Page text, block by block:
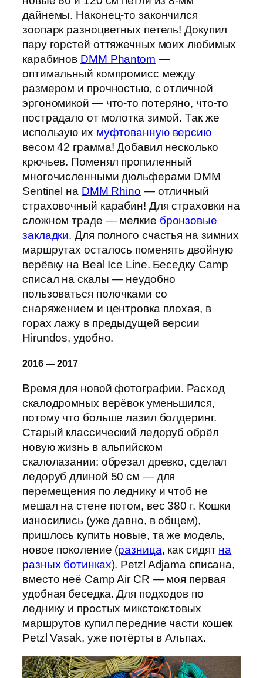
дайнемы. Наконец-то закончился
зоопарк разноцветных петель! Докупил
пару горстей оттяжечных моих любимых
карабинов DMM Phantom —
оптимальный компромисс между
размером и прочностью, с отличной
эргономикой — что-то потеряно, что-то
пострадало от молотка зимой. Так же
использую их муфтованную версию
весом 42 грамма! Добавил несколько
крючьев. Поменял пропиленный
многочисленными дюльферами DMM
Sentinel на DMM Rhino — отличный
страховочный карабин! Для страховки на
сложном траде — мелкие бронзовые
закладки. Для полного счастья на зимних
маршрутах осталось поменять двойную
верёвку на Beal Ice Line. Беседку Camp
списал на скалы — неудобно
пользоваться полочками со
снаряжением и центровка плохая, в
горах лажу в предыдущей версии
Hirundos, удобно.
2016 — 2017
Время для новой фотографии. Расход
скалодромных верёвок уменьшился,
потому что больше лазил болдеринг.
Старый классический ледоруб обрёл
новую жизнь в альпийском
скалолазании: обрезал древко, сделал
ледоруб длиной 50 см — для
перемещения по леднику и чтоб не
мешал на стене потом, вес 380 г. Кошки
износились (уже давно, в общем),
пришлось купить новые, та же модель,
новое поколение (разница, как сидят на
разных ботинках). Petzl Adjama списана,
вместо неё Camp Air CR — моя первая
удобная беседка. Для подходов по
леднику и простых микстокстовых
маршрутов купил передние части кошек
Petzl Vasak, уже потёрты в Альпах.